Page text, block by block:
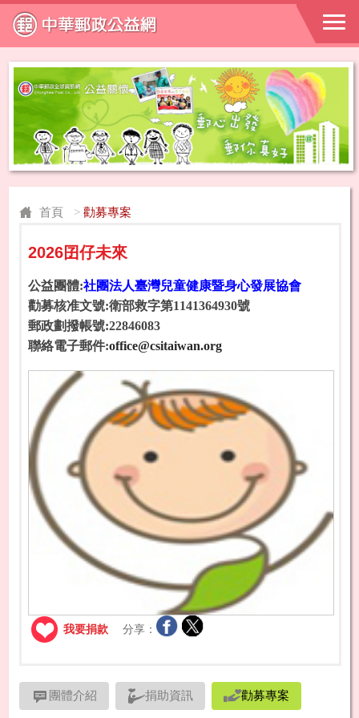
首頁 > 勸募專案
2026囝仔未來
公益團體:社團法人臺灣兒童健康暨身心發展協會
勸募核准文號:衛部救字第1141364930號
郵政劃撥帳號:22846083
聯絡電子郵件:office@csitaiwan.org
我要捐款 分享：
團體介紹 捐助資訊 勸募專案